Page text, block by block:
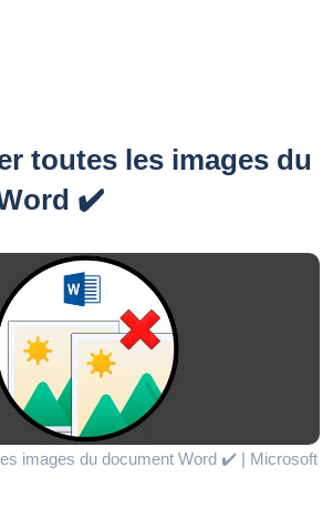
toutes les images du
✔️
images du document Word ✔️ | Microsoft